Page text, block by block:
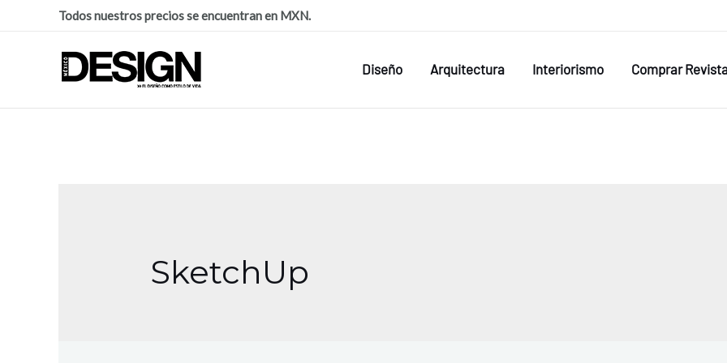
Todos nuestros precios se encuentran en MXN.
Diseño Arquitectura Interiorismo Comprar
SketchUp